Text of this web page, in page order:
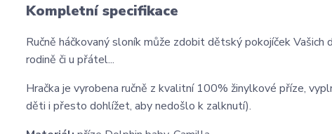
Kompletní specifikace
Ručně háčkovaný sloník může zdobit dětský pokojíček
rodině či u přátel...
Hračka je vyrobena ručně z kvalitní 100% žinylkové příze,
děti i přesto dohlížet, aby nedošlo k zalknutí).